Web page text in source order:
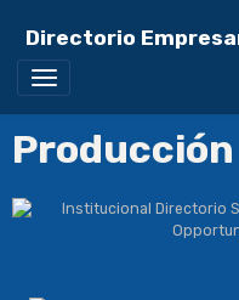
Directorio
Producción